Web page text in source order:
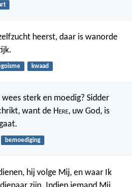
heerst, daar is wanorde
kwaad
sterk en moedig? Sidder
want de Here, uw God, is
bemoediging
hij volge Mij, en waar Ik